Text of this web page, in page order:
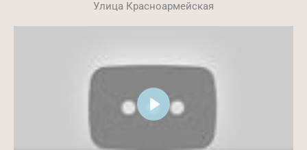
Улица Красноармейская
Play